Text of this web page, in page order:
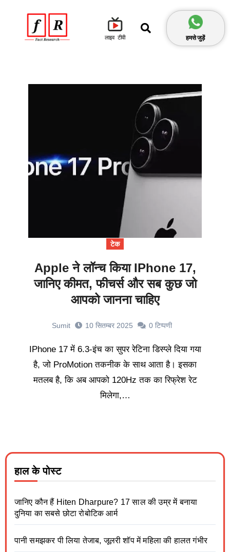
लाइव टीवी हमसे जुड़ें
टेक
Apple ने लॉन्च किया IPhone 17,
जानिए कीमत, फीचर्स और सब कुछ जो
आपको जानना चाहिए
Sumit 10 सितम्बर 2025 0 टिप्पणी
है, जो ProMotion तकनीक के साथ आता है। इसका
मतलब है, कि अब आपको 120Hz तक का रिफ्रेश रेट
मिलेगा,…
हाल के पोस्ट
जानिए कौन हैं Hiten Dharpure? 17 साल की उम्र में बनाया
दुनिया का सबसे छोटा रोबोटिक आर्म
पानी समझकर पी लिया तेजाब, जूलरी शॉप में महिला की हालत गंभीर